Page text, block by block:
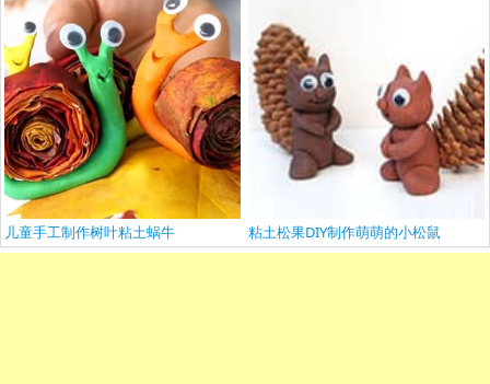
儿童手工制作树叶粘土蜗牛 粘土松果DIY制作萌萌的小松鼠